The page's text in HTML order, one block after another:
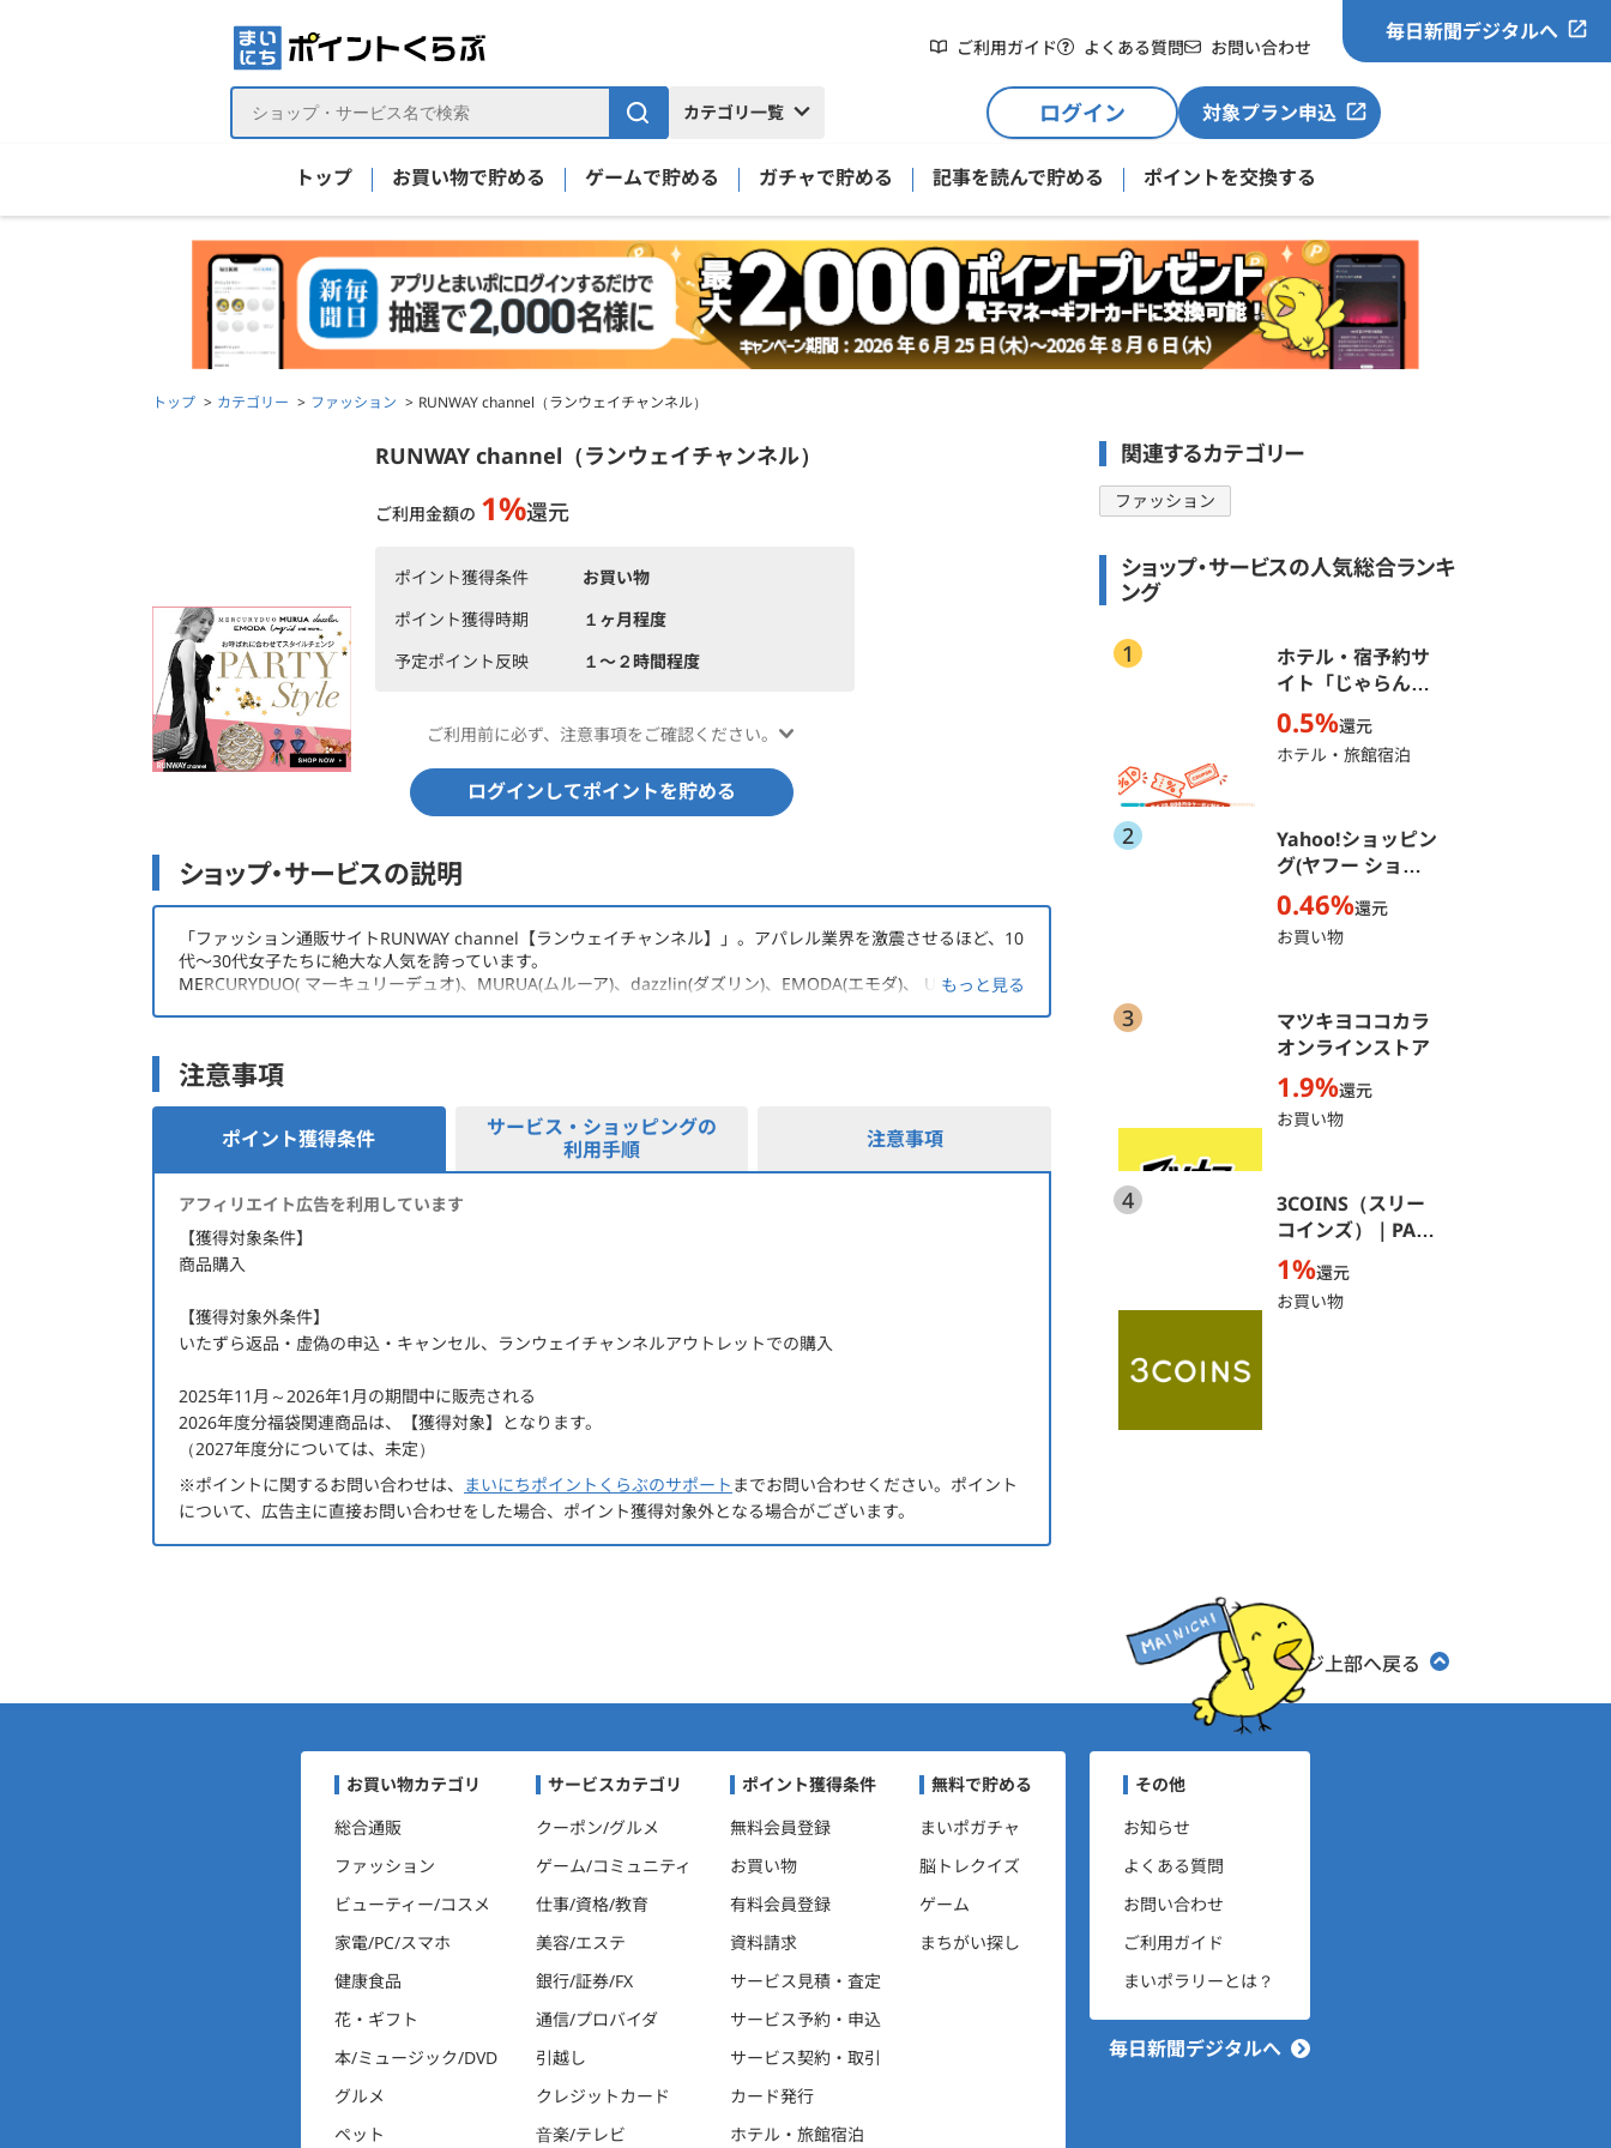
ご利用ガイド よくある質問 お問い合わせ
カテゴリ一覧 ログイン 対象プラン申込
毎日新聞デジタルへ
トップ お買い物で貯める ゲームで貯める ガチャで貯める 記事を読んで貯める ポイントを交換する
トップ カテゴリー ファッション RUNWAY channel（ランウェイチャンネル）
RUNWAY channel（ランウェイチャンネル）の詳細RUNWAY channel（ランウェイチャンネル）
ご利用金額の 1%還元
ポイント獲得条件
お買い物
ポイント獲得時期
１ヶ月程度
予定ポイント反映
１〜２時間程度
ご利用前に必ず、注意事項をご確認ください。
ログインしてポイントを貯める
ショップ・サービスの説明
「ファッション通販サイトRUNWAY channel【ランウェイチャンネル】」。アパレル業界を激震させるほど、10
代〜30代女子たちに絶大な人気を誇っています。
MERCURYDUO( マーキュリーデュオ)、MURUA(ムルーア)、dazzlin(ダズリン)、EMODA(エモダ)、 Ungrid(アン
MERCURYDUO
EMODA
GYDA
jouetie
RESEXXY
merry jenny
FLOVE
EATME
The Dayz tokyo
PAMEO POSE
PetitHoney by MERCURYDUO
EMODA COSMETICS
IMPORT SELECT
FASHION GOODS etc…
もっと見る
注意事項
ポイント獲得条件
サービス・ショッピングの
利用手順
注意事項
ポイント獲得条件
アフィリエイト広告を利用しています
【獲得対象条件】
商品購入
【獲得対象外条件】
いたずら返品・虚偽の申込・キャンセル、ランウェイチャンネルアウトレットでの購入
2025年11月～2026年1月の期間中に販売される
2026年度分福袋関連商品は、【獲得対象】となります。
（2027年度分については、未定）
※ポイントに関するお問い合わせは、 まいにちポイントくらぶのサポート までお問い合わせください。ポイント
について、広告主に直接お問い合わせをした場合、ポイント獲得対象外となる場合がございます。
関連するカテゴリー
ファッション
ショップ・サービスの人気総合ランキ
ング
1
ホテル・宿予約サ
イト「じゃらん
net」
0.5%還元
ホテル・旅館宿泊
2
Yahoo!ショッピン
グ(ヤフー ショッ
ピング)
0.46%還元
お買い物
3
マツキヨココカラ
オンラインストア
1.9%還元
お買い物
4
3COINS（スリー
コインズ）｜PAL
CLOSET ONLINE
STORE（パルクロ
ーゼットオンライ
1%還元
お買い物
ページ上部へ戻る
まいにちポイントくらぶナビゲーション
お買い物カテゴリ
総合通販
ファッション
ビューティー/コスメ
家電/PC/スマホ
健康食品
花・ギフト
本/ミュージック/DVD
グルメ
ペット
サービスカテゴリ
クーポン/グルメ
ゲーム/コミュニティ
仕事/資格/教育
美容/エステ
銀行/証券/FX
通信/プロバイダ
引越し
クレジットカード
音楽/テレビ
ポイント獲得条件
無料会員登録
お買い物
有料会員登録
資料請求
サービス見積・査定
サービス予約・申込
サービス契約・取引
カード発行
ホテル・旅館宿泊
無料で貯める
まいポガチャ
脳トレクイズ
ゲーム
まちがい探し
ユーザーナビゲーション
その他
お知らせ
よくある質問
お問い合わせ
ご利用ガイド
まいポラリーとは？
毎日新聞デジタルへ